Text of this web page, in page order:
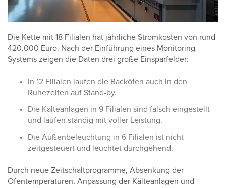
Die Kette mit 18 Filialen hat jährliche Stromkosten von rund
420.000 Euro. Nach der Einführung eines Monitoring-
Systems zeigen die Daten drei große Einsparfelder:
In 12 Filialen laufen die Backöfen auch in den
Ruhezeiten auf Stand-by.
Die Kälteanlagen in 9 Filialen sind falsch eingestellt
und laufen ständig mit voller Leistung.
Die Außenbeleuchtung in 6 Filialen ist nicht
zeitgesteuert und leuchtet durchgehend.
Durch neue Zeitschaltprogramme, Absenkung der
Ofentemperaturen, Anpassung der Kälteanlagen und